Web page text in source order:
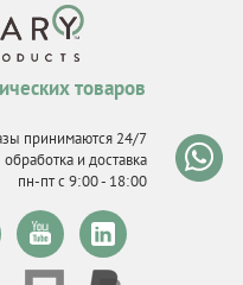
товаров
принимаются 24/7
обработка и доставка
пн-пт с 9:00 - 18:00